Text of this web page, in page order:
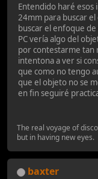
Entendido haré esos
24mm para buscar
buscar el enfoque
PC vería algo del
por contestarme tan
intentona a ver si
que como no tengo
que el objeto no se
en fin seguiré
The real voyage of
but in having new eyes.
baxter